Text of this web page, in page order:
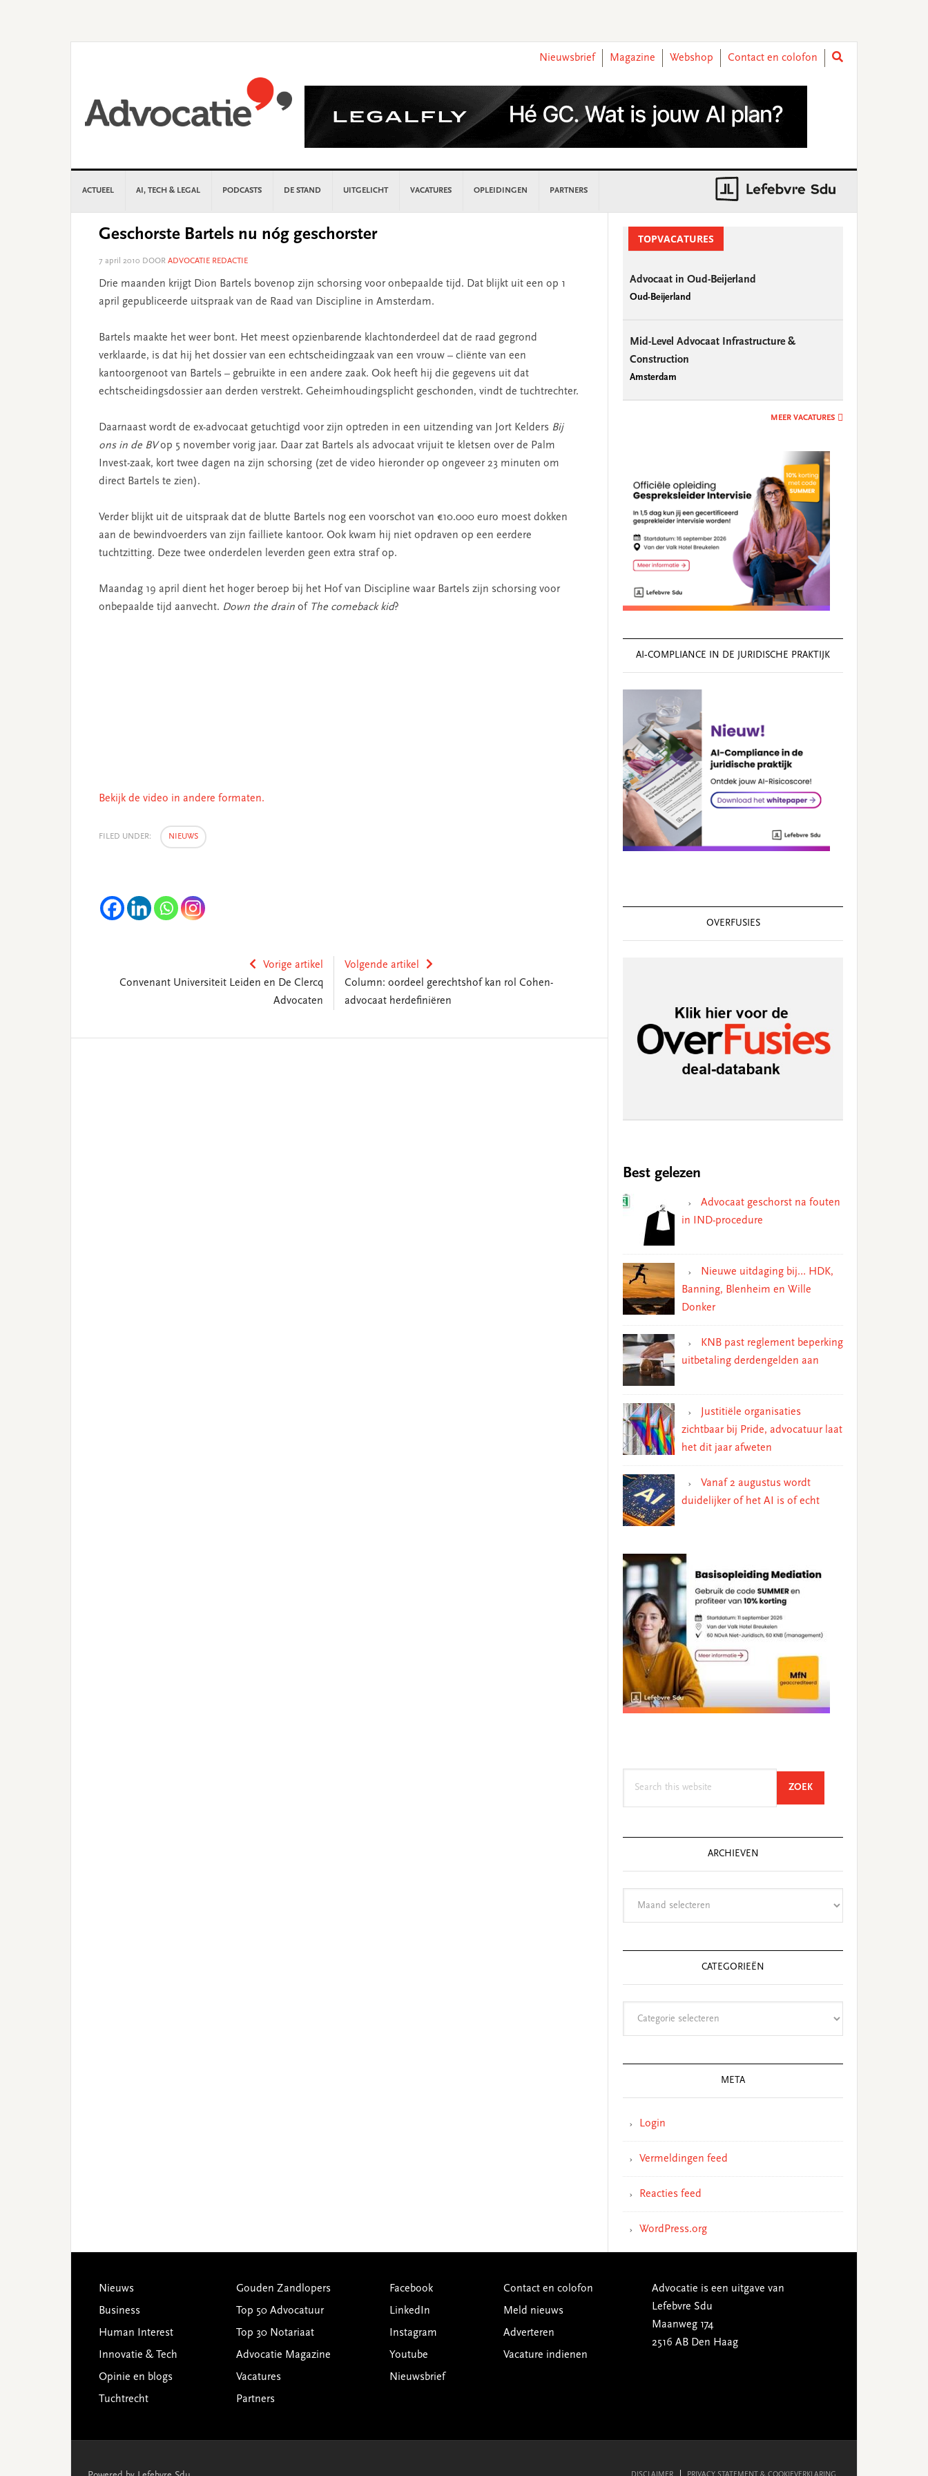
Nieuwsbrief
Magazine Webshop Contact en colofon
ACTUEEL AI, TECH & LEGAL PODCASTS DE STAND UITGELICHT VACATURES OPLEIDINGEN PARTNERS
Geschorste Bartels nu nóg geschorster
7 april 2010 DOOR ADVOCATIE REDACTIE
Drie maanden krijgt Dion Bartels bovenop zijn schorsing voor onbepaalde tijd. Dat blijkt uit een op 1
april gepubliceerde uitspraak van de Raad van Discipline in Amsterdam.
Bartels maakte het weer bont. Het meest opzienbarende klachtonderdeel dat de raad gegrond
verklaarde, is dat hij het dossier van een echtscheidingzaak van een vrouw – cliënte van een
kantoorgenoot van Bartels – gebruikte in een andere zaak. Ook heeft hij die gegevens uit dat
echtscheidingsdossier aan derden verstrekt. Geheimhoudingsplicht geschonden, vindt de tuchtrechter.
Daarnaast wordt de ex-advocaat getuchtigd voor zijn optreden in een uitzending van Jort Kelders Bij
ons in de BVop 5 november vorig jaar. Daar zat Bartels als advocaat vrijuit te kletsen over de Palm
Invest-zaak, kort twee dagen na zijn schorsing (zet de video hieronder op ongeveer 23 minuten om
direct Bartels te zien).
Verder blijkt uit de uitspraak dat de blutte Bartels nog een voorschot van €10.000 euro moest dokken
aan de bewindvoerders van zijn failliete kantoor. Ook kwam hij niet opdraven op een eerdere
tuchtzitting. Deze twee onderdelen leverden geen extra straf op.
Maandag 19 april dient het hoger beroep bij het Hof van Discipline waar Bartels zijn schorsing voor
onbepaalde tijd aanvecht. Down the drain of The comeback kid?
Bekijk de video in andere formaten.
FILED UNDER: NIEUWS
Vorige artikel
Convenant Universiteit Leiden en De Clercq
Advocaten
Volgende artikel
Column: oordeel gerechtshof kan rol Cohen-
advocaat herdefiniëren
SidebarTOPVACATURES
Advocaat in Oud-Beijerland
Oud-Beijerland
Mid-Level Advocaat Infrastructure &
Construction
Amsterdam
MEER VACATURES
AI‑COMPLIANCE IN DE JURIDISCHE PRAKTIJK
OVERFUSIES
Best gelezen
Advocaat geschorst na fouten
in IND-procedure
Nieuwe uitdaging bij… HDK,
Banning, Blenheim en Wille
Donker
KNB past reglement beperking
uitbetaling derdengelden aan
Justitiële organisaties
zichtbaar bij Pride, advocatuur laat
het dit jaar afweten
Vanaf 2 augustus wordt
duidelijker of het AI is of echt
ZOEKSEARCH
ARCHIEVEN
CATEGORIEËN
META
Login
Vermeldingen feed
Reacties feed
WordPress.org
Footer
Nieuws
Business
Human Interest
Innovatie & Tech
Opinie en blogs
Tuchtrecht
Gouden Zandlopers
Top 50 Advocatuur
Top 30 Notariaat
Advocatie Magazine
Vacatures
Partners
Facebook
LinkedIn
Instagram
Youtube
Nieuwsbrief
Contact en colofon
Meld nieuws
Adverteren
Vacature indienen
Advocatie is een uitgave van
Lefebvre Sdu
Maanweg 174
2516 AB Den Haag